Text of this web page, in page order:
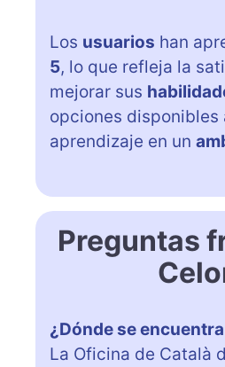
Los usuarios han
5, lo que refleja la
mejorar sus
opciones disponibles
aprendizaje en un
Preguntas
¿Dónde se
La Oficina de Català